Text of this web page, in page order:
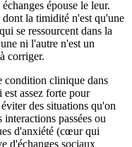
épouse le leur.
la timidité n'est qu'une
se ressourcent dans la
ni l'autre n'est un
corriger.
condition clinique dans
assez forte pour
des situations qu'on
passées ou
d'anxiété (cœur qui
d'échanges sociaux